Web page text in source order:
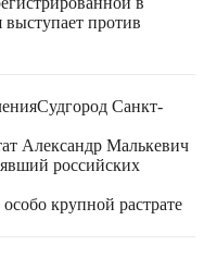
выступает против
Судгород Санкт-
Александр Малькевич
российских
крупной растрате